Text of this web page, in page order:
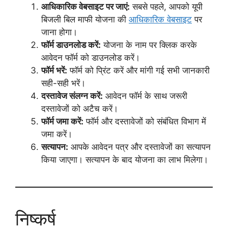
आधिकारिक वेबसाइट पर जाएं: सबसे पहले, आपको यूपी
बिजली बिल माफी योजना की आधिकारिक वेबसाइट पर
जाना होगा।
फॉर्म डाउनलोड करें: योजना के नाम पर क्लिक करके
आवेदन फॉर्म को डाउनलोड करें।
फॉर्म भरें: फॉर्म को प्रिंट करें और मांगी गई सभी जानकारी
सही-सही भरें।
दस्तावेज संलग्न करें: आवेदन फॉर्म के साथ जरूरी
दस्तावेजों को अटैच करें।
फॉर्म जमा करें: फॉर्म और दस्तावेजों को संबंधित विभाग में
जमा करें।
सत्यापन: आपके आवेदन पत्र और दस्तावेजों का सत्यापन
किया जाएगा। सत्यापन के बाद योजना का लाभ मिलेगा।
निष्कर्ष